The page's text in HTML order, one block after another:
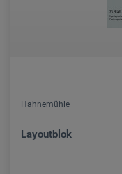
Hahnemühle
Layoutblok